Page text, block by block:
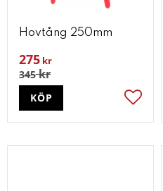
Hovtång 250mm
275 kr
345kr
Lägg
KÖP